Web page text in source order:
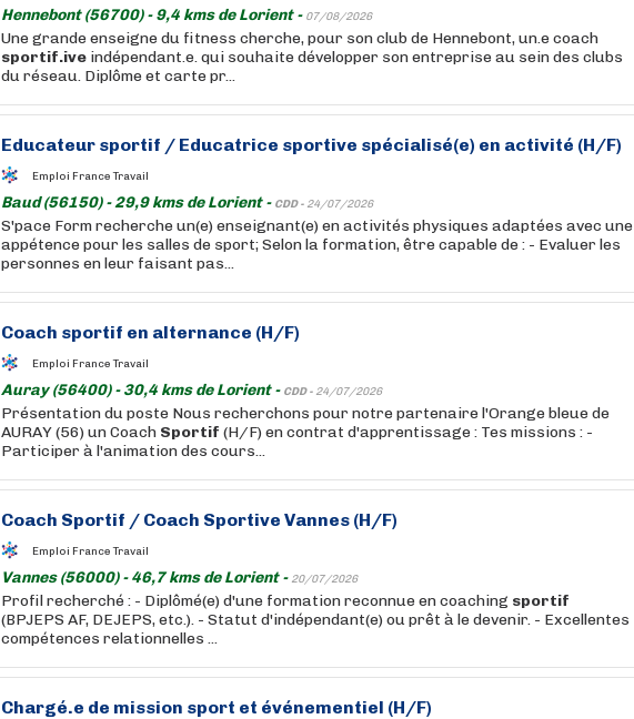
Hennebont (56700) - 9,4 kms de Lorient - 07/08/2026
Une grande enseigne du fitness cherche, pour son club de Hennebont, un.e coach
sportif.ive indépendant.e. qui souhaite développer son entreprise au sein des clubs
du réseau. Diplôme et carte pr...
Educateur sportif / Educatrice sportive spécialisé(e) en activité (H/F)
Emploi France Travail
Baud (56150) - 29,9 kms de Lorient - CDD - 24/07/2026
S'pace Form recherche un(e) enseignant(e) en activités physiques adaptées avec une
appétence pour les salles de sport; Selon la formation, être capable de : - Evaluer les
personnes en leur faisant pas...
Coach sportif en alternance (H/F)
Emploi France Travail
Auray (56400) - 30,4 kms de Lorient - CDD - 24/07/2026
Présentation du poste Nous recherchons pour notre partenaire l'Orange bleue de
AURAY (56) un Coach Sportif (H/F) en contrat d'apprentissage : Tes missions : -
Participer à l'animation des cours...
Coach Sportif / Coach Sportive Vannes (H/F)
Emploi France Travail
Vannes (56000) - 46,7 kms de Lorient - 20/07/2026
Profil recherché : - Diplômé(e) d'une formation reconnue en coaching sportif
(BPJEPS AF, DEJEPS, etc.). - Statut d'indépendant(e) ou prêt à le devenir. - Excellentes
compétences relationnelles ...
Chargé.e de mission sport et événementiel (H/F)